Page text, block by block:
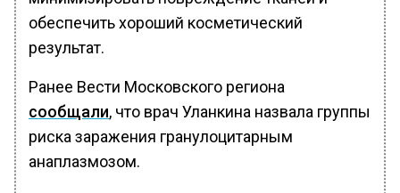
обеспечить хороший косметический
результат.
Ранее Вести Московского региона
сообщали, что врач Уланкина назвала группы
риска заражения гранулоцитарным
анаплазмозом.